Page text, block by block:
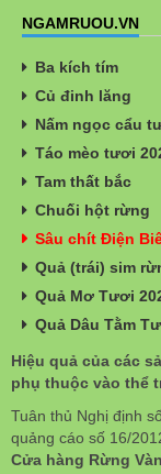
NGAMRUOU.VN
Ba kích tím
Củ đinh lăng
Nấm ngọc cẩu
Táo mèo tươi
Tam thất bắc
Chuối hột rừng
Sâu chít Điện
Quả (trái) sim
Quả Mơ Tươi
Quả Dâu Tằm
Hiệu quả của các
phụ thuộc vào thể
Tuân thủ Nghị định
quảng cáo số 16/
Cửa hàng Rừng